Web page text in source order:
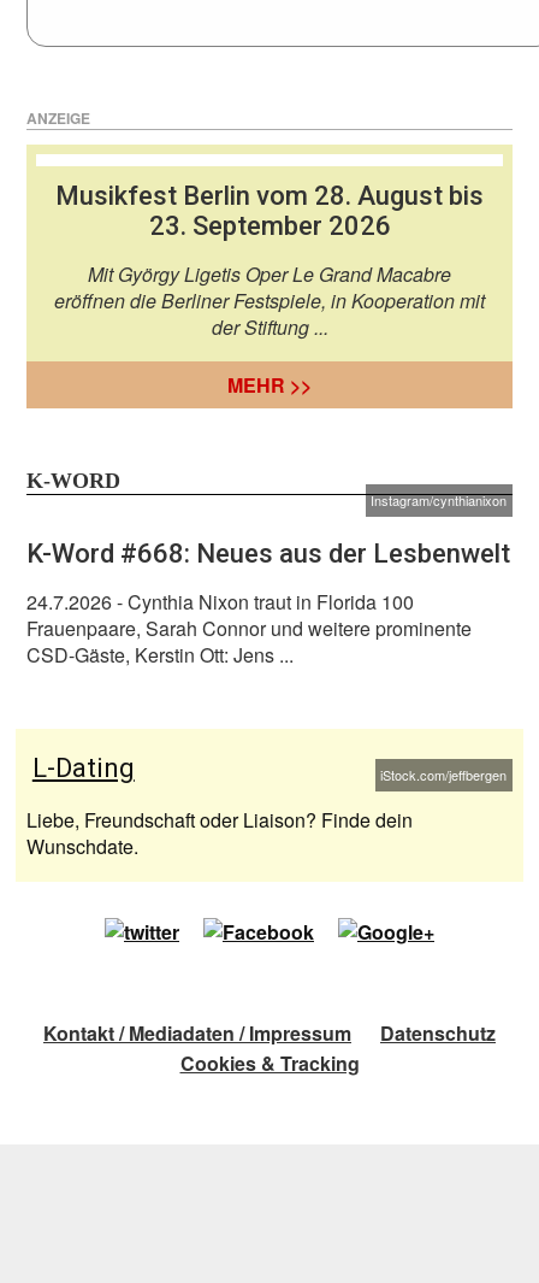
ANZEIGE
Musikfest Berlin vom 28. August bis
23. September 2026
Mit György Ligetis Oper Le Grand Macabre
eröffnen die Berliner Festspiele, in Kooperation mit
der Stiftung ...
MEHR >>
K-WORD
Instagram/cynthianixon
K-Word #668: Neues aus der Lesbenwelt
24.7.2026- Cynthia Nixon traut in Florida 100
Frauenpaare, Sarah Connor und weitere prominente
CSD-Gäste, Kerstin Ott: Jens ...
L-Dating iStock.com/jeffbergen
Liebe, Freundschaft oder Liaison? Finde dein
Wunschdate.
Kontakt / Mediadaten / Impressum
Datenschutz
Cookies & Tracking